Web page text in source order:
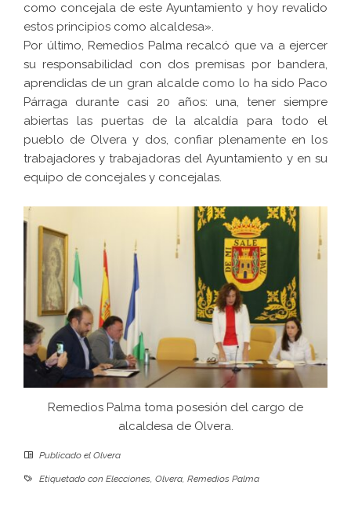
como concejala de este Ayuntamiento y hoy revalido
estos principios como alcaldesa».
Por último, Remedios Palma recalcó que va a ejercer
su responsabilidad con dos premisas por bandera,
aprendidas de un gran alcalde como lo ha sido Paco
Párraga durante casi 20 años: una, tener siempre
abiertas las puertas de la alcaldía para todo el
pueblo de Olvera y dos, confiar plenamente en los
trabajadores y trabajadoras del Ayuntamiento y en su
equipo de concejales y concejalas.
Remedios Palma toma posesión del cargo de
alcaldesa de Olvera.
Publicado el Olvera
Etiquetado con Elecciones Olvera Remedios Palma